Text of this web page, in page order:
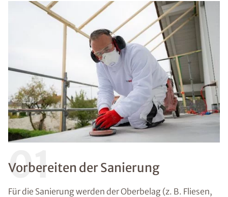
01
Vorbereiten der Sanierung
Für die Sanierung werden der Oberbelag (z. B. Fliesen,